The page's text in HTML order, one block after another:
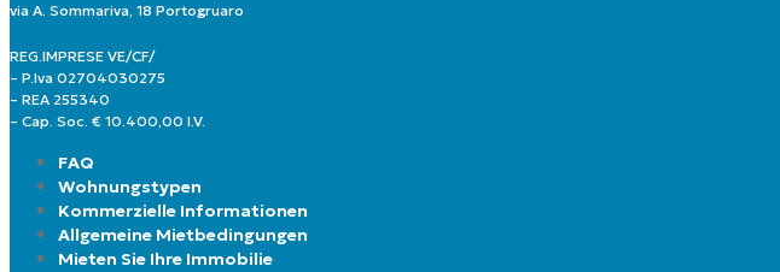
via A. Sommariva, 18 Portogruaro
REG.IMPRESE VE/CF/
– P.Iva 02704030275
– REA 255340
– Cap. Soc. € 10.400,00 I.V.
FAQ
Wohnungstypen
Kommerzielle Informationen
Allgemeine Mietbedingungen
Mieten Sie Ihre Immobilie